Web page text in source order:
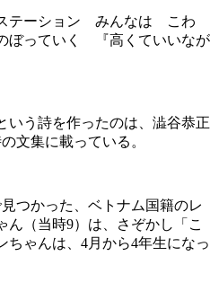
テーション みんなは こわ
っていく 『高くていいなが
う詩を作ったのは、澁谷恭正
文集に載っている。
つかった、ベトナム国籍のレ
ん（当時9）は、さぞかし「こ
ちゃんは、4月から4年生になっ